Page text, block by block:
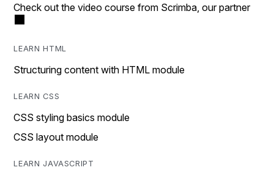
Check out the video course from Scrimba, our partner
LEARN HTML
Structuring content with HTML module
LEARN CSS
CSS styling basics module
CSS layout module
LEARN JAVASCRIPT